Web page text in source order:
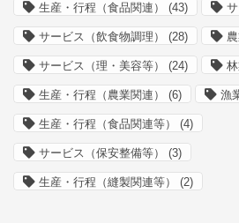
生産・行程（食品関連） (43)
サービス（飲食物調理） (28)
サービス（理・美容等） (24)
生産・行程（農業関連） (6) 漁
生産・行程（食品関連等） (4)
サービス（保安整備等） (3)
生産・行程（縫製関連等） (2)